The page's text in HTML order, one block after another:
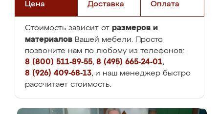
Цена Доставка Оплата
Стоимость зависит от размеров и
материалов Вашей мебели. Просто
позвоните нам по любому из телефонов:
8 (800) 511-89-55, 8 (495) 665-24-01,
8 (926) 409-68-13, и наш менеджер быстро
рассчитает стоимость.